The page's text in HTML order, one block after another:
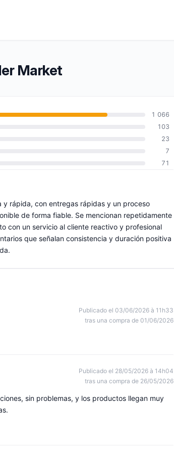
Market
1 066
103
23
7
71
rápida, con entregas rápidas y un proceso
de forma fiable. Se mencionan repetidamente
con un servicio al cliente reactivo y profesional
que señalan consistencia y duración positiva
Publicado el 03/06/2026 à 11h33
tras una compra de 01/06/2026
Publicado el 28/05/2026 à 14h04
tras una compra de 26/05/2026
sin problemas, y los productos llegan muy